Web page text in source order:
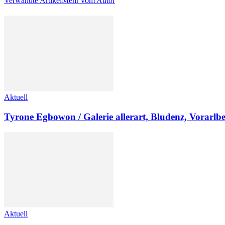
Aktuell
Tyrone Egbowon / Galerie allerart, Bludenz,
Aktuell